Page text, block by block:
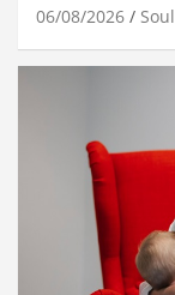
06/08/2026